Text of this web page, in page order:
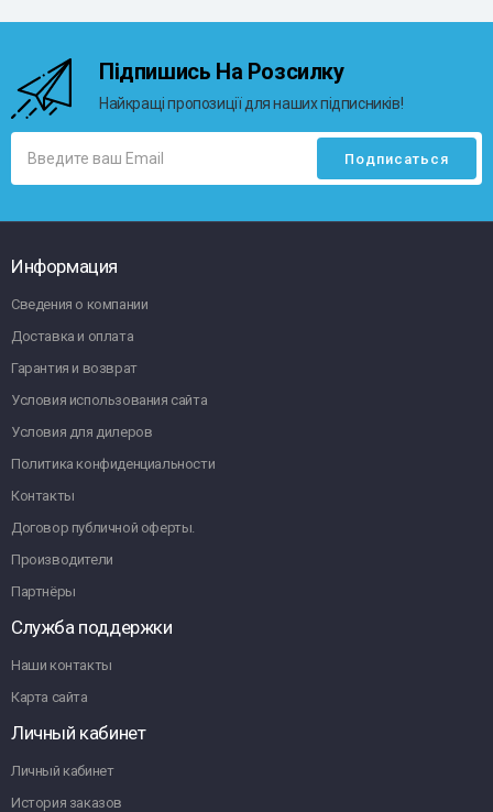
Підпишись На Розсилку
Найкращі пропозиції для наших підписників!
Информация
Сведения о компании
Доставка и оплата
Гарантия и возврат
Условия использования сайта
Условия для дилеров
Политика конфиденциальности
Контакты
Договор публичной оферты.
Производители
Партнёры
Служба поддержки
Наши контакты
Карта сайта
Личный кабинет
Личный кабинет
История заказов